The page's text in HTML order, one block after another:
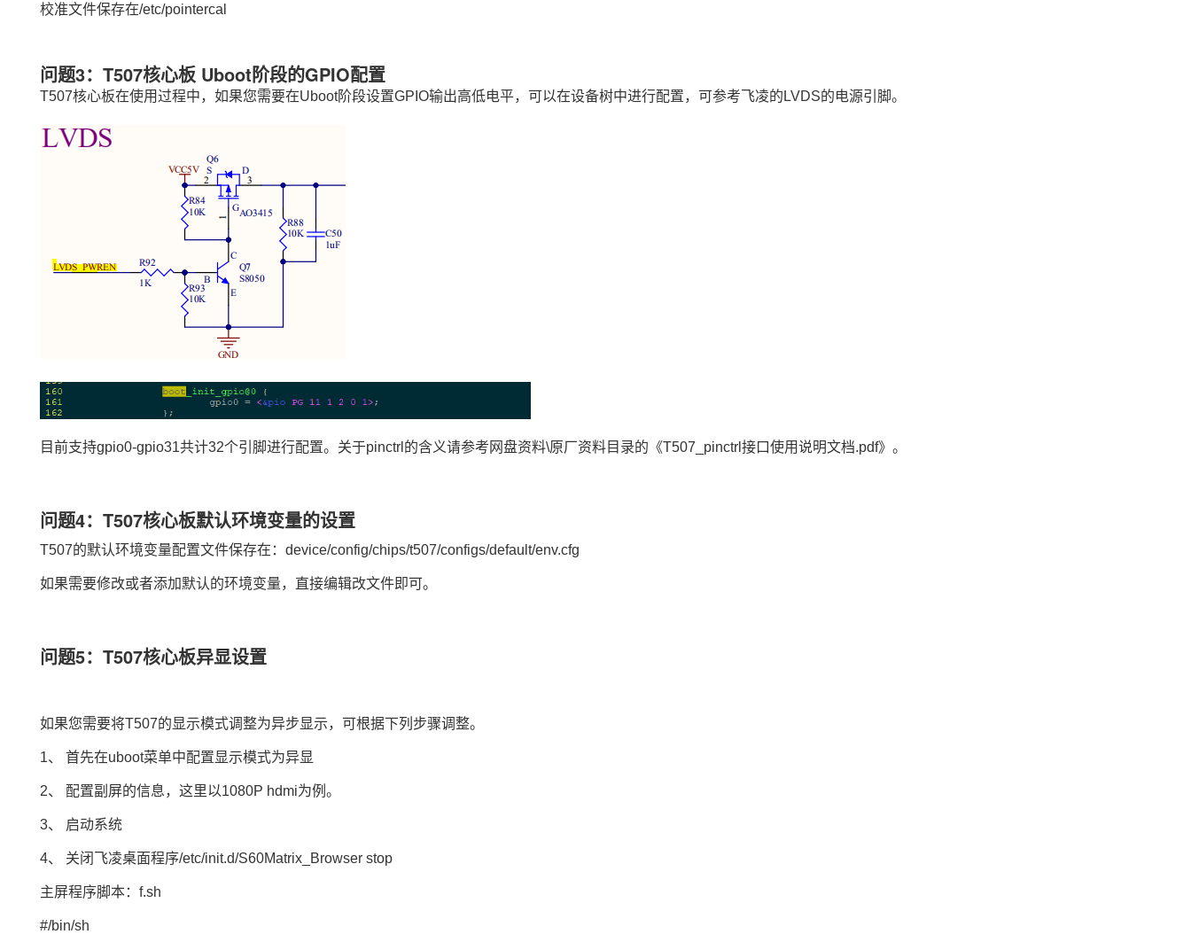
校准文件保存在/etc/pointercal
问题3：T507核心板 Uboot阶段的GPIO配置
T507核心板在使用过程中，如果您需要在Uboot阶段设置GPIO输出高低电平，可以在设备树中进行配置，可参考飞凌的LVDS的电源引脚。
目前支持gpio0-gpio31共计32个引脚进行配置。关于pinctrl的含义请参考网盘资料\原厂资料目录的《T507_pinctrl接口使用说明文档.pdf》。
问题4：T507核心板默认环境变量的设置
T507的默认环境变量配置文件保存在：device/config/chips/t507/configs/default/env.cfg
如果需要修改或者添加默认的环境变量，直接编辑改文件即可。
问题5：T507核心板异显设置
如果您需要将T507的显示模式调整为异步显示，可根据下列步骤调整。
1、 首先在uboot菜单中配置显示模式为异显
2、 配置副屏的信息，这里以1080P hdmi为例。
3、 启动系统
4、 关闭飞凌桌面程序/etc/init.d/S60Matrix_Browser stop
主屏程序脚本：f.sh
#/bin/sh